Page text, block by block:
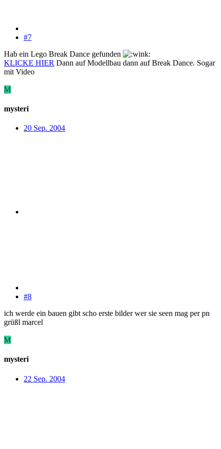
#7
Hab ein Lego Break Dance gefunden
KLICKE HIER Dann auf Modellbau dann auf Break Dance. Sogar
mit Video
M
mysteri
20 Sep. 2004
#8
ich werde ein bauen gibt scho erste bilder wer sie seen mag per pn
grüßl marcel
M
mysteri
22 Sep. 2004